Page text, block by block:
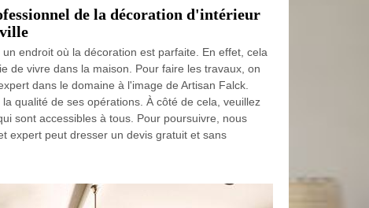
de la décoration d'intérieur
endroit où la décoration est parfaite. En effet, cela
de vivre dans la maison. Pour faire les travaux, on
dans le domaine à l'image de Artisan Falck.
qualité de ses opérations. À côté de cela, veuillez
sont accessibles à tous. Pour poursuivre, nous
expert peut dresser un devis gratuit et sans